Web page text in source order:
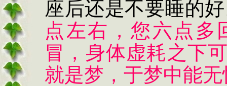
座后还是不要睡的
点左右，您六点多
冒，身体虚耗之下
就是梦，于梦中能